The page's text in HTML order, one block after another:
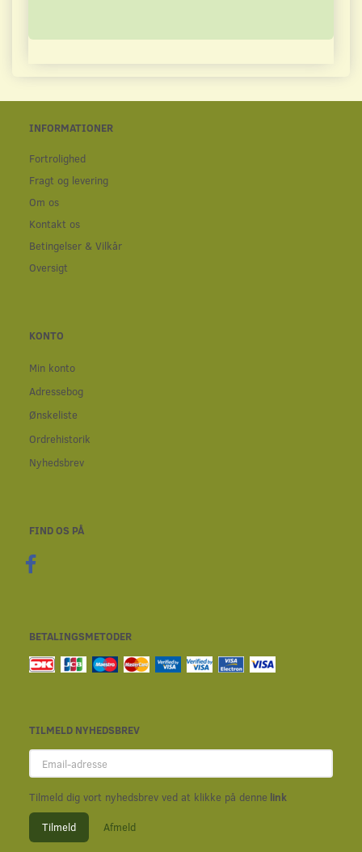
INFORMATIONER
Fortrolighed
Fragt og levering
Om os
Kontakt os
Betingelser & Vilkår
Oversigt
KONTO
Min konto
Adressebog
Ønskeliste
Ordrehistorik
Nyhedsbrev
FIND OS PÅ
BETALINGSMETODER
TILMELD NYHEDSBREV
Email-
adresse
Tilmeld dig vort nyhedsbrev ved at klikke på denne link
Tilmeld Afmeld